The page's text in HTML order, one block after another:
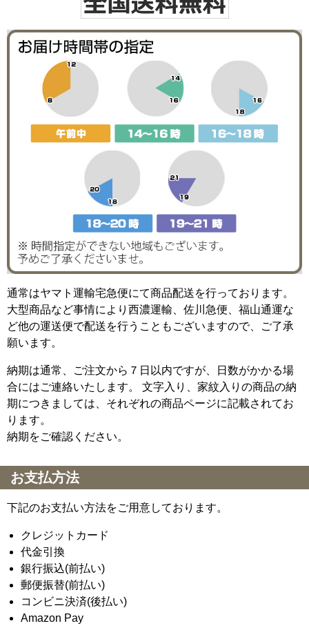
通常はヤマト運輸宅急便にて商品配送を行っております。
大型商品など事情により西濃運輸、佐川急便、福山通運な
ど他の運送便で配送を行うこともございますので、ご了承
願います。
納期は通常、ご注文から７日以内ですが、日数がかかる場
合にはご連絡いたします。 文字入り、家紋入りの商品の納
期につきましては、それぞれの商品ページに記載されてお
ります。
納期をご確認ください。
お支払方法
下記のお支払い方法をご用意しております。
クレジットカード
代金引換
銀行振込(前払い)
郵便振替(前払い)
コンビニ決済(後払い)
Amazon Pay